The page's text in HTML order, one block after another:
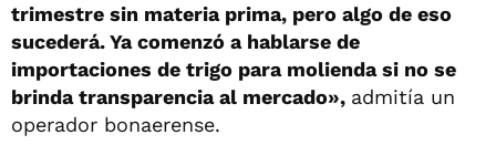
trimestre sin materia prima, pero algo de eso
sucederá. Ya comenzó a hablarse de
importaciones de trigo para molienda si no se
brinda transparencia al mercado», admitía un
operador bonaerense.